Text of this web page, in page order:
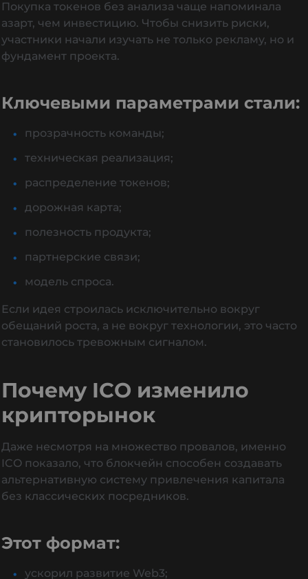
Покупка токенов без анализа чаще напоминала
азарт, чем инвестицию. Чтобы снизить риски,
участники начали изучать не только рекламу, но и
фундамент проекта.
Ключевыми параметрами стали:
прозрачность команды;
техническая реализация;
распределение токенов;
дорожная карта;
полезность продукта;
партнерские связи;
модель спроса.
Если идея строилась исключительно вокруг
обещаний роста, а не вокруг технологии, это часто
становилось тревожным сигналом.
Почему ICO изменило
крипторынок
Даже несмотря на множество провалов, именно
ICO показало, что блокчейн способен создавать
альтернативную систему привлечения капитала
без классических посредников.
Этот формат:
ускорил развитие Web3;